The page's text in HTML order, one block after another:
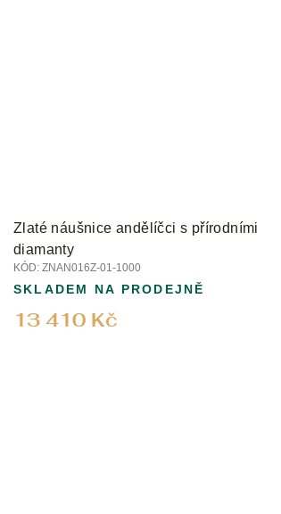
Zlaté náušnice andělíčci s přírodními
diamanty
KÓD: ZNAN016Z-01-1000
13 410 Kč
SKLADEM NA PRODEJNĚ